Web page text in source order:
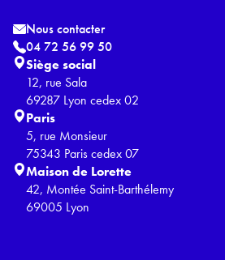
Nous contacter
04 72 56 99 50
Siège social
12, rue Sala
69287 Lyon cedex 02
Paris
5, rue Monsieur
75343 Paris cedex 07
Maison de Lorette
42, Montée Saint-Barthélemy
69005 Lyon